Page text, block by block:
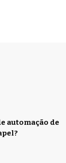
automação de